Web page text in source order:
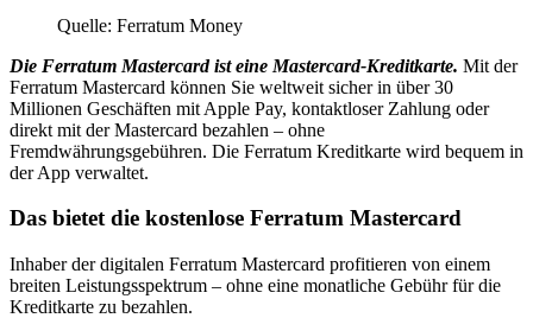
Quelle: Ferratum Money
Die Ferratum Mastercard ist eine Mastercard-Kreditkarte. Mit der
Ferratum Mastercard können Sie weltweit sicher in über 30
Millionen Geschäften mit Apple Pay, kontaktloser Zahlung oder
direkt mit der Mastercard bezahlen – ohne
Fremdwährungsgebühren. Die Ferratum Kreditkarte wird bequem in
der App verwaltet.
Das bietet die kostenlose Ferratum Mastercard
Inhaber der digitalen Ferratum Mastercard profitieren von einem
breiten Leistungsspektrum – ohne eine monatliche Gebühr für die
Kreditkarte zu bezahlen.